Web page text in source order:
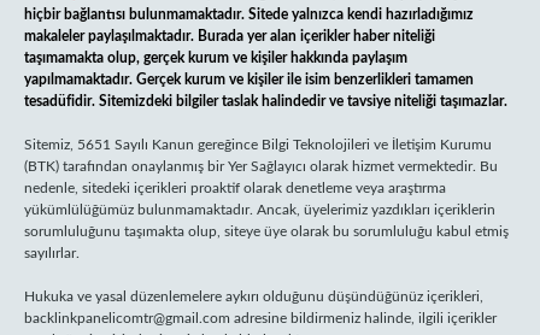
hiçbir bağlantısı bulunmamaktadır. Sitede yalnızca kendi hazırladığımız
makaleler paylaşılmaktadır. Burada yer alan içerikler haber niteliği
taşımamakta olup, gerçek kurum ve kişiler hakkında paylaşım
yapılmamaktadır. Gerçek kurum ve kişiler ile isim benzerlikleri tamamen
tesadüfidir. Sitemizdeki bilgiler taslak halindedir ve tavsiye niteliği taşımazlar.
Sitemiz, 5651 Sayılı Kanun gereğince Bilgi Teknolojileri ve İletişim Kurumu
(BTK) tarafından onaylanmış bir Yer Sağlayıcı olarak hizmet vermektedir. Bu
nedenle, sitedeki içerikleri proaktif olarak denetleme veya araştırma
yükümlülüğümüz bulunmamaktadır. Ancak, üyelerimiz yazdıkları içeriklerin
sorumluluğunu taşımakta olup, siteye üye olarak bu sorumluluğu kabul etmiş
sayılırlar.
Hukuka ve yasal düzenlemelere aykırı olduğunu düşündüğünüz içerikleri,
backlinkpanelicomtr@gmail.com adresine bildirmeniz halinde, ilgili içerikler